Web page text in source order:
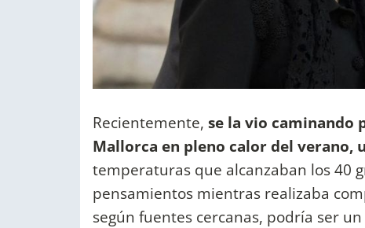
Recientemente, se la vio caminando
Mallorca en pleno calor del verano,
temperaturas que alcanzaban los 40
pensamientos mientras realizaba
según fuentes cercanas, podría ser